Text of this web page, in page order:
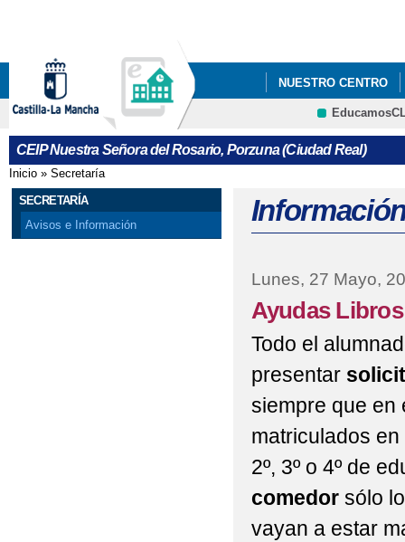
NUESTRO CENTRO
BLOG
PODCAST. HARRY
CEIP Nuestra Señora del Rosario, Porzuna (Ciudad Real)
Se encuentra usted aquí
Inicio » Secretaría
SECRETARÍA
Avisos e Información
Lunes, 27 Mayo,
Ayudas
Todo el
presentar
siempre que en
matriculados en
2º, 3º o 4º de
comedor sólo
vayan a estar